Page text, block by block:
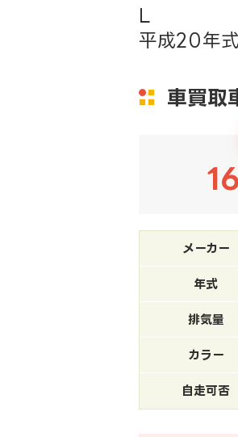
L
平成20年
車買取
メーカー
年式
排気量
カラー
自走可否